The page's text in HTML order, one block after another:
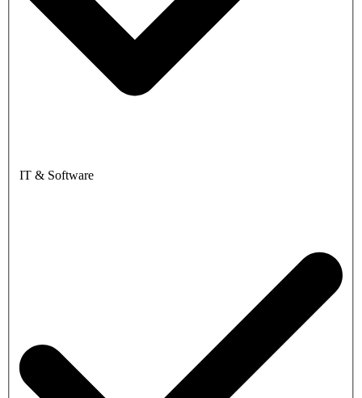
IT & Software